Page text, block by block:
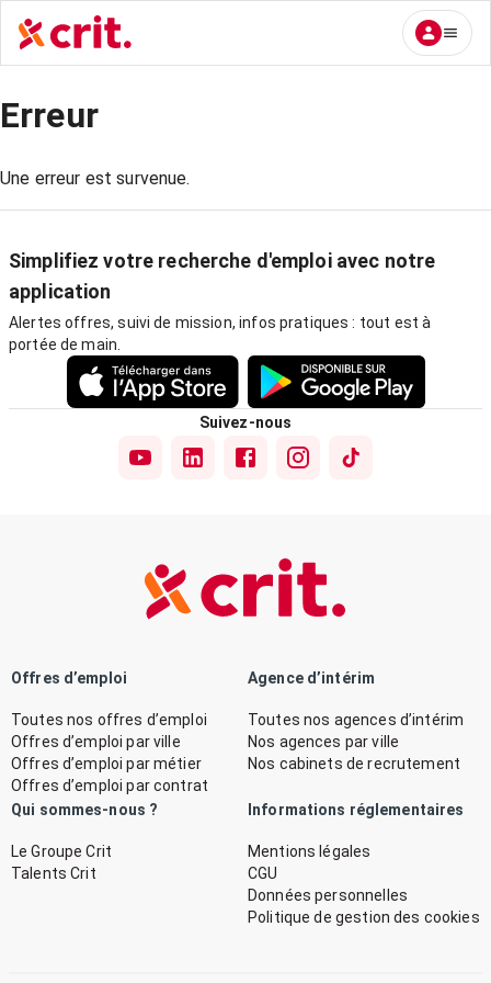
Erreur
Une erreur est survenue.
Simplifiez votre recherche d'emploi avec notre
application
Alertes offres, suivi de mission, infos pratiques : tout est à
portée de main.
Suivez-nous
Offres d’emploi
Toutes nos offres d’emploi
Offres d’emploi par ville
Offres d’emploi par métier
Offres d’emploi par contrat
Agence d’intérim
Toutes nos agences d’intérim
Nos agences par ville
Nos cabinets de recrutement
Qui sommes-nous ?
Le Groupe Crit
Talents Crit
Informations réglementaires
Mentions légales
CGU
Données personnelles
Politique de gestion des cookies